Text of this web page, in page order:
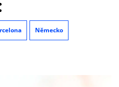
Německo